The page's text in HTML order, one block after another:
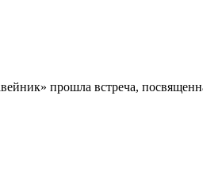
прошла встреча,